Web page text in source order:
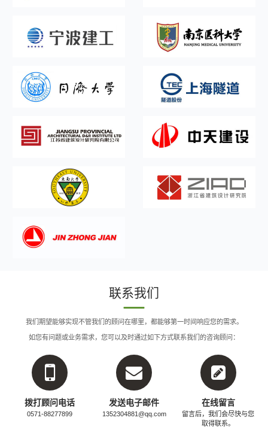
联系我们
我们期望能够实现不管我们的顾问在哪里，都能够第一时间响应您的需求。
如您有问题或业务需求，您可以及时通过如下方式联系我们的咨询顾问：
拨打顾问电话
0571-88277899
发送电子邮件
1352304881@qq.com
在线留言
留言后，我们会尽快与您
取得联系。